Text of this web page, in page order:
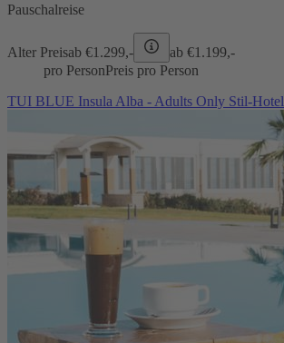
Pauschalreise
Alter Preisab €1.299,- ab €1.199,-
pro PersonPreis pro Person
TUI BLUE Insula Alba - Adults Only Stil-Hotel